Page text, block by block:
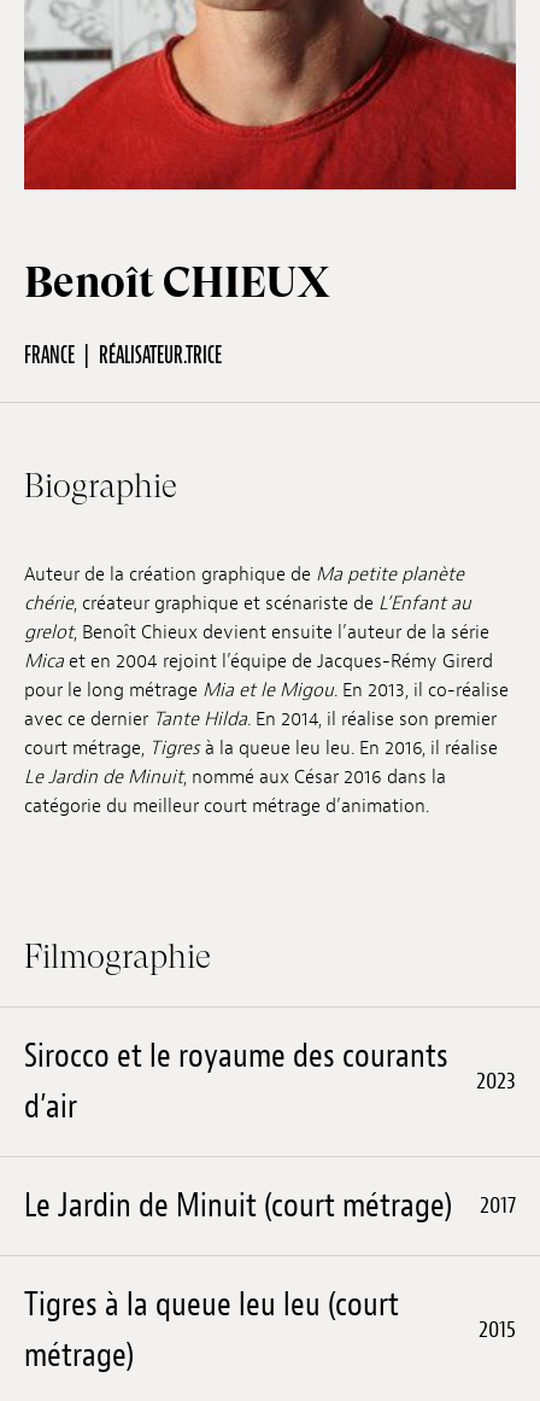
Hors-Festival
Infos pratiques
Presse / Pro
FR EN DE
Emplois
Soumissions
Archives
Publications
Benoît CHIEUX
FRANCE RÉALISATEUR.TRICE
Biographie
Auteur de la création graphique de Ma petite planète
chérie, créateur graphique et scénariste de L’Enfant au
grelot, Benoît Chieux devient ensuite l’auteur de la série
Mica et en 2004 rejoint l’équipe de Jacques-Rémy Girerd
pour le long métrage Mia et le Migou. En 2013, il co-réalise
avec ce dernier Tante Hilda. En 2014, il réalise son premier
court métrage, Tigresà la queue leu leu. En 2016, il réalise
Le Jardin de Minuit, nommé aux César 2016 dans la
catégorie du meilleur court métrage d’animation.
Filmographie
Sirocco et le royaume des courants
d’air
2023
Le Jardin de Minuit (court métrage) 2017
Tigres à la queue leu leu (court
métrage)
2015